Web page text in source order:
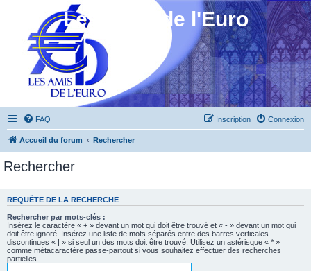
Les Amis de l'Euro
FAQ Connexion
Inscription
Accueil du forum Rechercher
Rechercher
REQUÊTE DE LA RECHERCHE
Rechercher par mots-clés :
Insérez le caractère « + » devant un mot qui doit être trouvé et « - » devant un mot qui
doit être ignoré. Insérez une liste de mots séparés entre des barres verticales
discontinues « | » si seul un des mots doit être trouvé. Utilisez un astérisque « * »
comme métacaractère passe-partout si vous souhaitez effectuer des recherches
partielles.